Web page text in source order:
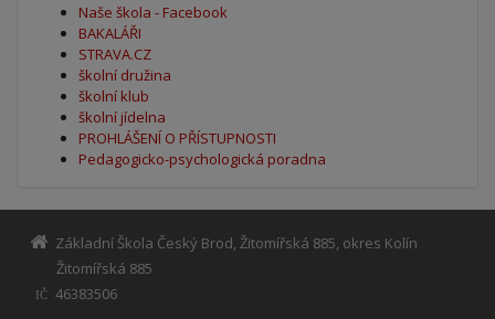
Naše škola - Facebook
BAKALÁŘI
STRAVA.CZ
školní družina
školní klub
školní jídelna
PROHLÁŠENÍ O PŘÍSTUPNOSTI
Pedagogicko-psychologická poradna
Základní Škola Český Brod, Žitomířská 885, okres Kolín
Žitomířská 885
IČ
46383506